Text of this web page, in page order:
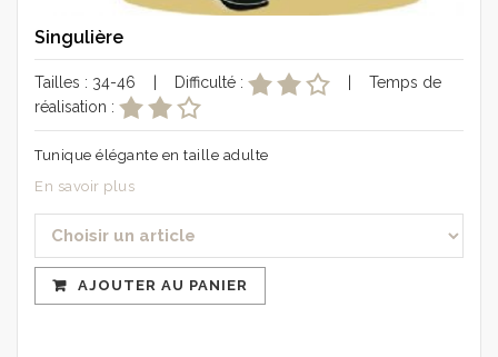
Singulière
Tailles : 34-46 | Difficulté :
| Temps de
réalisation :
Tunique élégante en taille adulte
En savoir plus
AJOUTER AU PANIER